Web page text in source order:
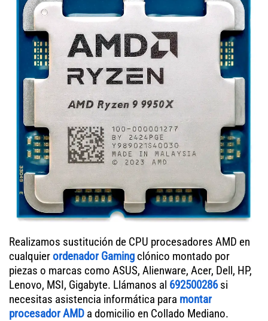
Realizamos sustitución de CPU procesadores AMD en
cualquierordenador Gaming clónico montado por
piezas o marcas como ASUS, Alienware, Acer, Dell, HP,
Lenovo, MSI, Gigabyte. Llámanos al 692500286si
necesitas asistencia informática para montar
procesador AMD a domicilio en Collado Mediano.